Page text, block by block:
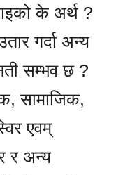
के अर्थ ?
गर्दा अन्य
सम्भव छ ?
सामाजिक,
एवम्
र अन्य